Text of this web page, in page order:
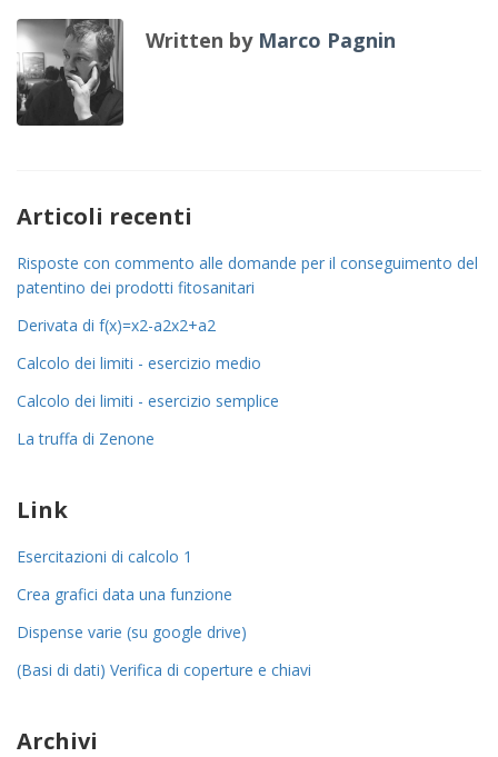
Written by Marco Pagnin
Articoli recenti
Risposte con commento alle domande per il conseguimento del
patentino dei prodotti fitosanitari
Derivata di f(x)=x2-a2x2+a2
Calcolo dei limiti - esercizio medio
Calcolo dei limiti - esercizio semplice
La truffa di Zenone
Link
Esercitazioni di calcolo 1
Crea grafici data una funzione
Dispense varie (su google drive)
(Basi di dati) Verifica di coperture e chiavi
Archivi